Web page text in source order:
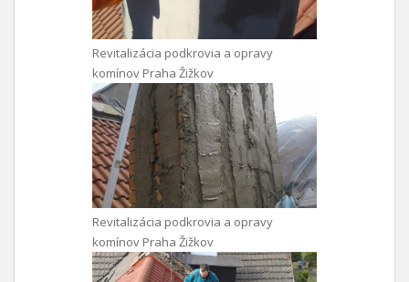
Revitalizácia podkrovia a opravy
komínov Praha Žižkov
Revitalizácia podkrovia a opravy
komínov Praha Žižkov